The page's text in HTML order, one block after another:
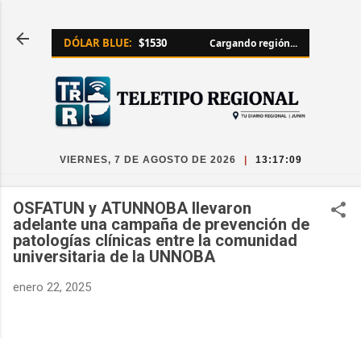
DÓLAR BLUE: $1530 Cargando región...
VIERNES, 7 DE AGOSTO DE 2026 13:17:12
OSFATUN y ATUNNOBA llevaron
adelante una campaña de prevención de
patologías clínicas entre la comunidad
universitaria de la UNNOBA
enero 22, 2025